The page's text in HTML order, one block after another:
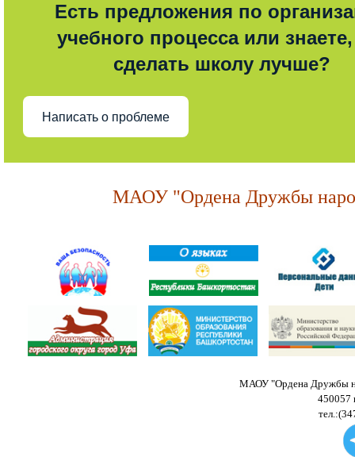
Есть предложения по
учебного процесса или знаете,
сделать школу лучше?
Написать о проблеме
МАОУ "Ордена Дружбы
МАОУ "Ордена Дружбы
450057